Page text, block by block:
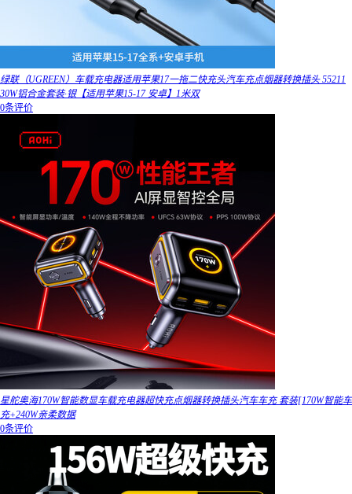
绿联（UGREEN）车载充电器适用苹果17一拖二快充头汽车充点烟器转换插头 55211
30W铝合金套装·银【适用苹果15-17 安卓】1米双
0条评价
星舵奥海170W智能数显车载充电器超快充点烟器转换插头汽车车充 套装[170W智能车
充+240W亲柔数据
0条评价